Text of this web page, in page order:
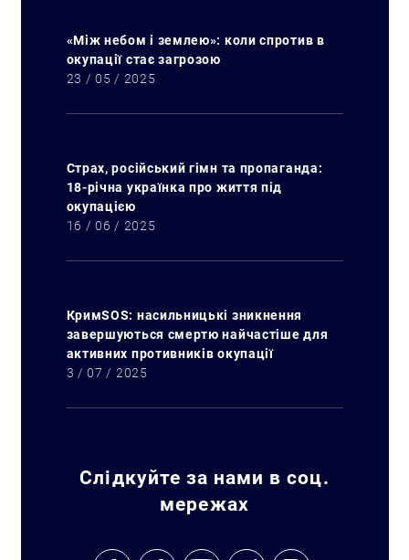
«Між небом і землею»: коли спротив в
окупації стає загрозою
23 / 05 / 2025
Страх, російський гімн та пропаганда:
18-річна українка про життя під
окупацією
16 / 06 / 2025
КримSOS: насильницькі зникнення
завершуються смертю найчастіше для
активних противників окупації
3 / 07 / 2025
Слідкуйте за нами в соц.
мережах